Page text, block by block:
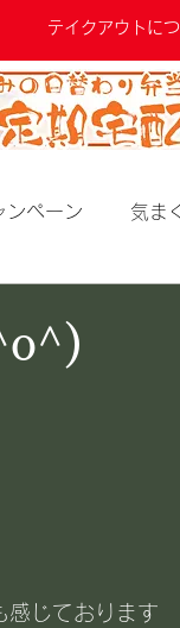
テイクアウトに
ンペーン 気ま
感じております